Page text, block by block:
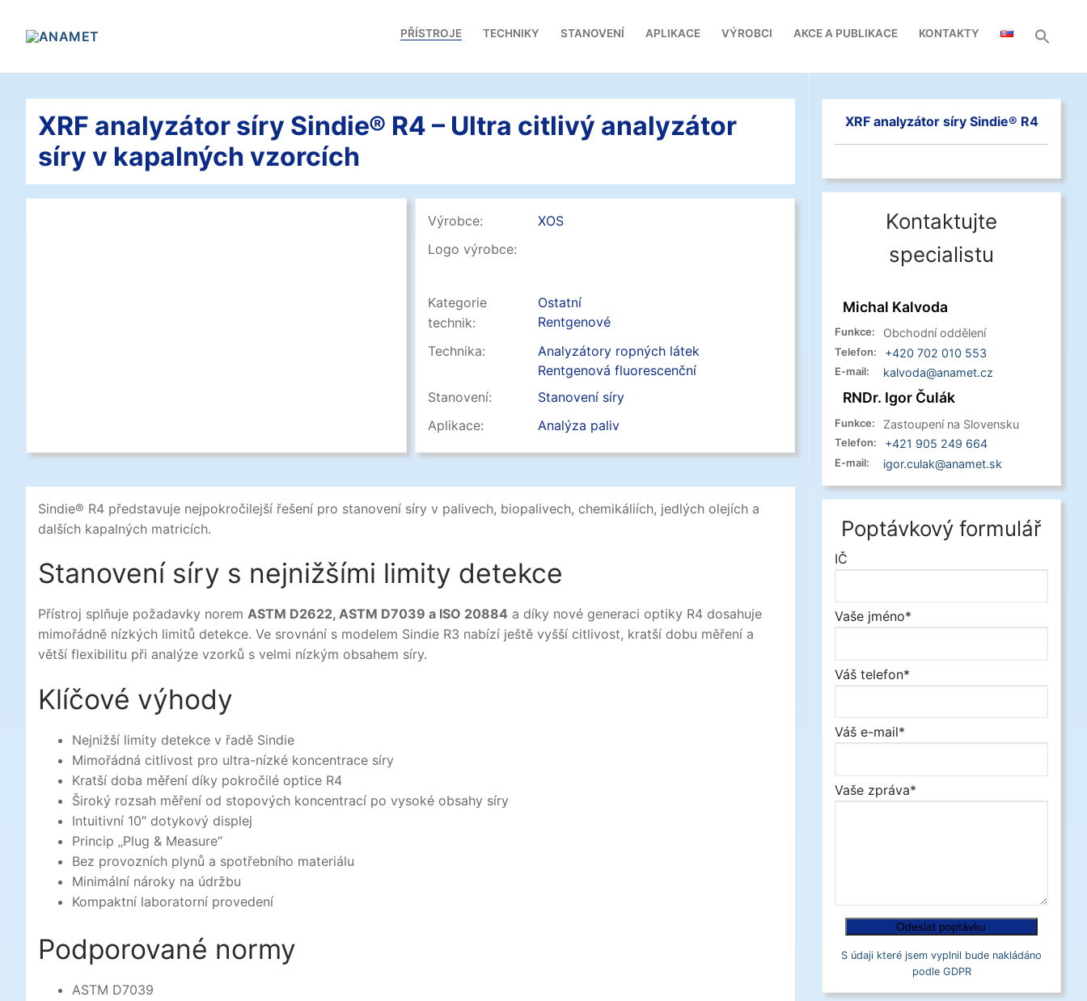
PŘÍSTROJE TECHNIKY STANOVENÍ APLIKACE VÝROBCI AKCE A PUBLIKACE KONTAKTY
XRF analyzátor síry Sindie® R4 – Ultra citlivý analyzátor
síry v kapalných vzorcích
Výrobce:
XOS
Logo výrobce:
Kategorie
technik:
Ostatní
Rentgenové
Technika:
Analyzátory ropných látek
Rentgenová fluorescenční
spektrometrie XRF
Stanovení:
Stanovení síry
Aplikace:
Analýza paliv
Sindie® R4 představuje nejpokročilejší řešení pro stanovení síry v palivech, biopalivech, chemikáliích, jedlých olejích a
dalších kapalných matricích.
Stanovení síry s nejnižšími limity detekce
Přístroj splňuje požadavky norem ASTM D2622, ASTM D7039 a ISO 20884 a díky nové generaci optiky R4 dosahuje
mimořádně nízkých limitů detekce. Ve srovnání s modelem Sindie R3 nabízí ještě vyšší citlivost, kratší dobu měření a
větší flexibilitu při analýze vzorků s velmi nízkým obsahem síry.
Klíčové výhody
Nejnižší limity detekce v řadě Sindie
Mimořádná citlivost pro ultra-nízké koncentrace síry
Kratší doba měření díky pokročilé optice R4
Široký rozsah měření od stopových koncentrací po vysoké obsahy síry
Intuitivní 10″ dotykový displej
Princip „Plug & Measure“
Bez provozních plynů a spotřebního materiálu
Minimální nároky na údržbu
Kompaktní laboratorní provedení
Podporované normy
ASTM D7039
XRF analyzátor síry Sindie® R4
Kontaktujte
specialistu
Michal Kalvoda
Funkce: Obchodní oddělení
Telefon: +420 702 010 553
E-mail: kalvoda@anamet.cz
RNDr. Igor Čulák
Funkce: Zastoupení na Slovensku
Telefon: +421 905 249 664
E-mail: igor.culak@anamet.sk
Poptávkový formulář
IČ
Vaše jméno*
Váš telefon*
Váš e-mail*
Vaše zpráva*
S údaji které jsem vyplnil bude nakládáno
podle GDPR